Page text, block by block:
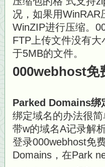
况，如果用WinRAR
WinZIP进行压缩。
FTP上传文件没有
于5MB的文件。
000webhost免
Parked Domains绑
绑定域名的办法很简
带w的域名A记录解
登录000webhost免
Domains，在Park